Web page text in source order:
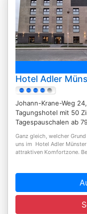
Hotel Adler
Johann-Krane-Weg
Tagungshotel mit 50
Tagespauschalen ab
Ganz gleich, welcher
uns im Hotel Adler
attraktiven Komfort­­zone.